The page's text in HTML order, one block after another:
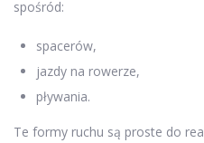
spośród:
spacerów,
jazdy na rowerze,
pływania.
Te formy ruchu są proste do